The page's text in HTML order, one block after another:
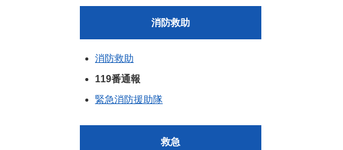
消防救助
消防救助
119番通報
緊急消防援助隊
救急